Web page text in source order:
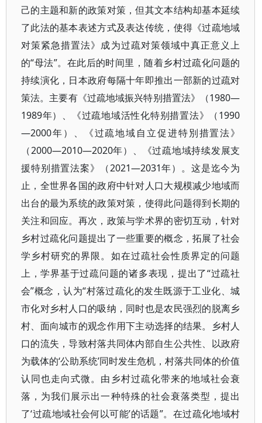
己的主题和新的政策对策，但其文本结构却基本延续
了此法的基本表述方式及表达传统，使得《过疏地域
对策紧急措置法》成为过疏对策领域中真正意义上
的“母法”。在此后的时间里，随着乡村过疏化问题的
持续演化，日本政府每隔十年即推出一部新的过疏对
策法。主要有《过疏地域振兴特别措置法》（1980—
1989年）、《过疏地域活性化特别措置法》（1990
—2000年）、《过疏地域自立促进特別措置法》
（2000—2010—2020年）、《过疏地域持续发展支
援特别措置法案》（2021—2031年）。这是迄今为
止，全世界各国的政府中针对人口大规模减少地域而
出台的最为系统的政策对策，使得此问题得到长期的
关注和回应。再次，政策与学术界的密切互动，针对
乡村过疏化问题提出了一些重要的概念，拓展了社会
学乡村研究的界限。如在过疏社会性质界定的问题
上，学界基于过疏问题的诸多表现，提出了“过疏社
会”概念，认为“村落过疏化的发生既源于工业化、城
市化对乡村人口的吸纳，同时也是农民强烈的脱离乡
村、面向城市的观念作用下主动选择的结果。乡村人
口的流失，导致村落共同体内部自生公共性、以政府
为载体的‘公助系统’同时发生危机，村落共同体的价值
认同也走向式微。由乡村过疏化带来的地域社会衰
落，为我们展示出一种特殊的社会衰落类型，提出
了‘过疏地域社会何以可能’的话题”。在过疏化地域村